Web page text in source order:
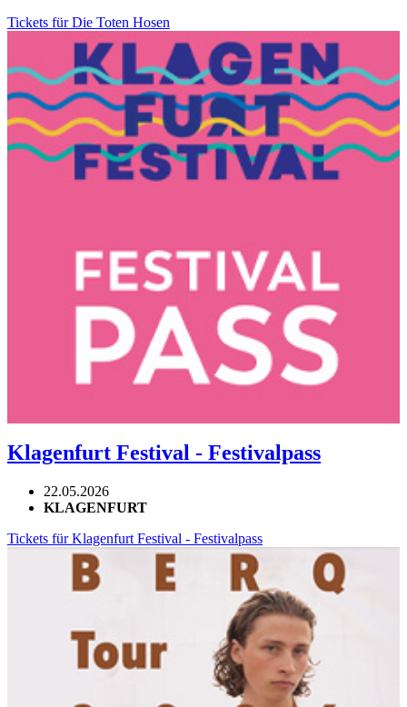
Tickets für Die Toten Hosen
Klagenfurt Festival - Festivalpass
22.05.2026
KLAGENFURT
Tickets für Klagenfurt Festival - Festivalpass